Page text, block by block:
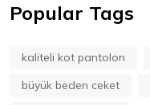
Popular Tags
kaliteli kot pantolon
büyük beden ceket